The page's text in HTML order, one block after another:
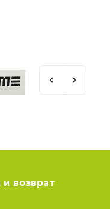
и возврат